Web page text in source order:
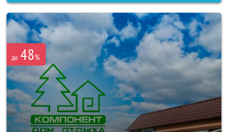
до 48%